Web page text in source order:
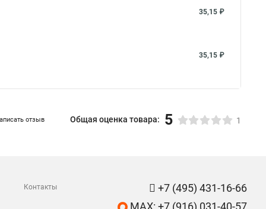
35,15 ₽
35,15 ₽
отзыв Общая оценка товара: 5 1
Контакты
+7 (495) 431-16-66
MAX: +7 (916) 031-40-57